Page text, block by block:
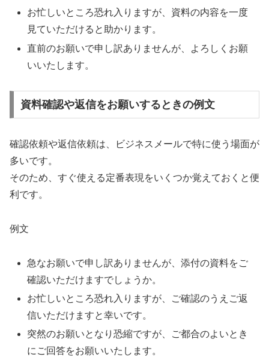
お忙しいところ恐れ入りますが、資料の内容を一度
見ていただけると助かります。
直前のお願いで申し訳ありませんが、よろしくお願
いいたします。
資料確認や返信をお願いするときの例文
確認依頼や返信依頼は、ビジネスメールで特に使う場面が
多いです。
そのため、すぐ使える定番表現をいくつか覚えておくと便
利です。
例文
急なお願いで申し訳ありませんが、添付の資料をご
確認いただけますでしょうか。
お忙しいところ恐れ入りますが、ご確認のうえご返
信いただけますと幸いです。
突然のお願いとなり恐縮ですが、ご都合のよいとき
にご回答をお願いいたします。